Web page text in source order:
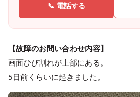
📞 電話する
【故障のお問い合わせ内容】
画面ひび割れが上部にある。
5日前くらいに起きました。